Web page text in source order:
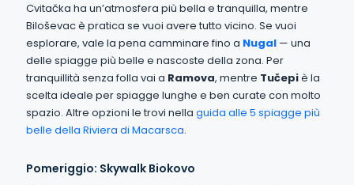
Cvitačka ha un’atmosfera più bella e tranquilla, mentre
Biloševac è pratica se vuoi avere tutto vicino. Se vuoi
esplorare, vale la pena camminare fino a Nugal — una
delle spiagge più belle e nascoste della zona. Per
tranquillità senza folla vai a Ramova, mentre Tučepiè la
scelta ideale per spiagge lunghe e ben curate con molto
spazio. Altre opzioni le trovi nella guida alle 5 spiagge più
belle della Riviera di Macarsca.
Pomeriggio: Skywalk Biokovo